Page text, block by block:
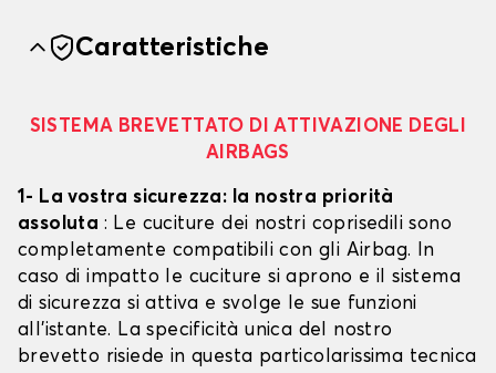
Caratteristiche
SISTEMA BREVETTATO DI ATTIVAZIONE DEGLI
AIRBAGS
1- La vostra sicurezza: la nostra priorità
assoluta : Le cuciture dei nostri coprisedili sono
completamente compatibili con gli Airbag. In
caso di impatto le cuciture si aprono e il sistema
di sicurezza si attiva e svolge le sue funzioni
all'istante. La specificità unica del nostro
brevetto risiede in questa particolarissima tecnica